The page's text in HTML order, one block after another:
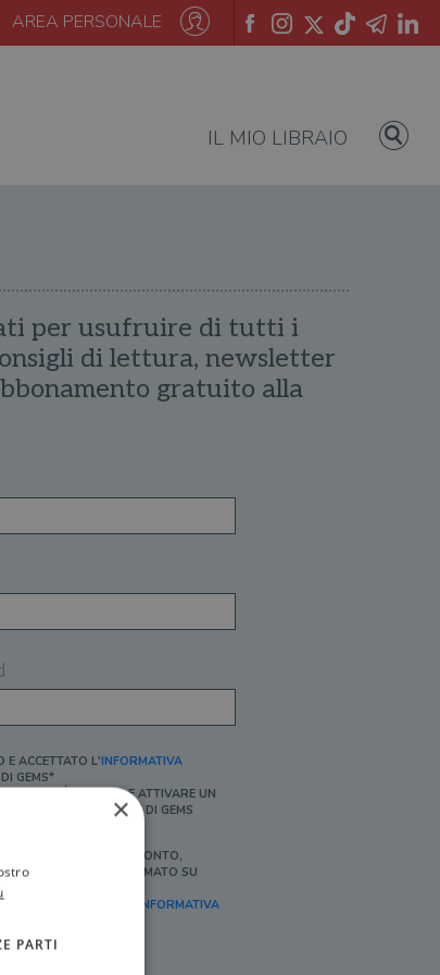
AREA PERSONALE
IL MIO LIBRAIO
per usufruire di tutti i
di lettura, newsletter
gratuito alla
E ACCETTATO L'INFORMATIVA
GEMS*
NON È POSSIBILE ATTIVARE UN
E/O RICEVERE I SERVIZI DI GEMS
RICEVERE BUONI SCONTO,
ESSERE INFORMATO SU
E NOVITÀ.
ART.2 (E),
INFORMATIVA
×
PARTI